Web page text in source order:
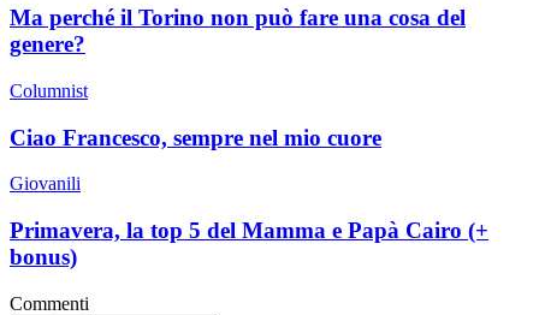
Ma perché il Torino non può fare una cosa del
genere?
Columnist
Ciao Francesco, sempre nel mio cuore
Giovanili
Primavera, la top 5 del Mamma e Papà Cairo (+
bonus)
Commenti